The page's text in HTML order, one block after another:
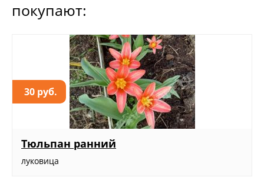
покупают:
30 руб.
Тюльпан ранний
луковица